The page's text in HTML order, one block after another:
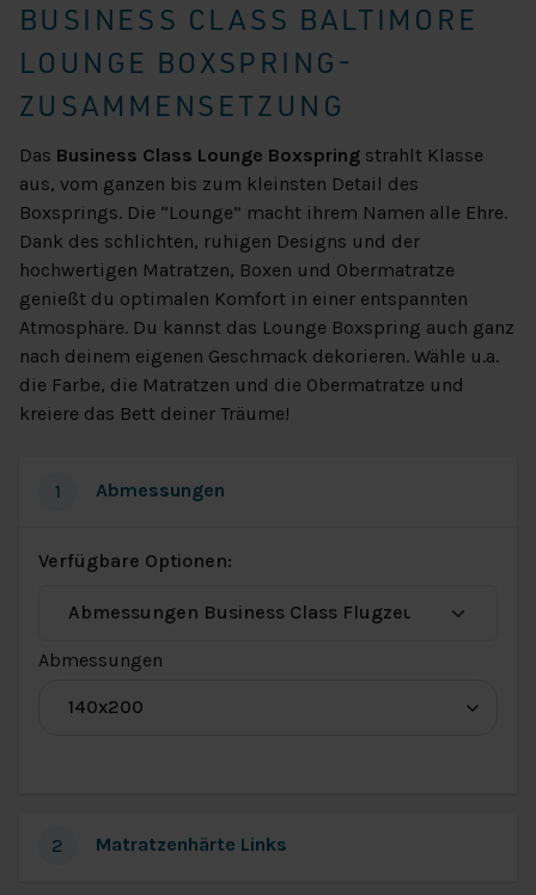
BUSINESS CLASS BALTIMORE
LOUNGE BOXSPRING-
ZUSAMMENSETZUNG
Das Business Class Lounge Boxspring strahlt Klasse
aus, vom ganzen bis zum kleinsten Detail des
Boxsprings. Die “Lounge” macht ihrem Namen alle Ehre.
Dank des schlichten, ruhigen Designs und der
hochwertigen Matratzen, Boxen und Obermatratze
genießt du optimalen Komfort in einer entspannten
Atmosphäre. Du kannst das Lounge Boxspring auch ganz
nach deinem eigenen Geschmack dekorieren. Wähle u.a.
die Farbe, die Matratzen und die Obermatratze und
kreiere das Bett deiner Träume!
1 Abmessungen
Verfügbare Optionen:
Abmessungen
2.0)
2 Matratzenhärte Links